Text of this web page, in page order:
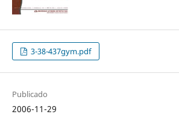
3-38-437gym.pdf
Publicado
2006-11-29